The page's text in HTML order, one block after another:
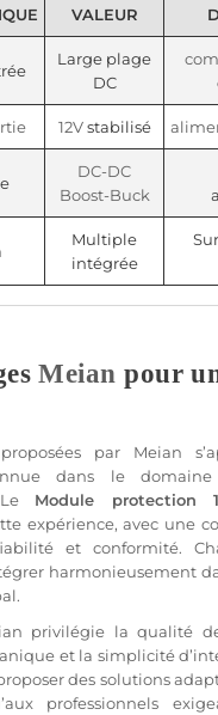
VALEUR
Large plage
DC
12Vstabilisé
DC-DC
Boost-Buck
Multiple
intégrée
Meian pour
par Meian
dans le
Module protection
expérience, avec une
et conformité.
harmonieusement
privilégie la qualité
et la simplicité
des solutions
professionnels